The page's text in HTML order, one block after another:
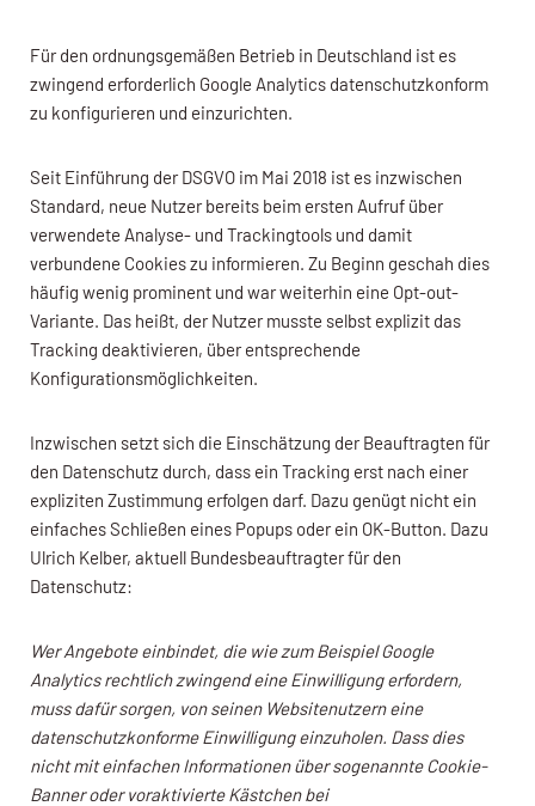
Für den ordnungsgemäßen Betrieb in Deutschland ist es
zwingend erforderlich Google Analytics datenschutzkonform
zu konfigurieren und einzurichten.
Seit Einführung der DSGVO im Mai 2018 ist es inzwischen
Standard, neue Nutzer bereits beim ersten Aufruf über
verwendete Analyse- und Trackingtools und damit
verbundene Cookies zu informieren. Zu Beginn geschah dies
häufig wenig prominent und war weiterhin eine Opt-out-
Variante. Das heißt, der Nutzer musste selbst explizit das
Tracking deaktivieren, über entsprechende
Konfigurationsmöglichkeiten.
Inzwischen setzt sich die Einschätzung der Beauftragten für
den Datenschutz durch, dass ein Tracking erst nach einer
expliziten Zustimmung erfolgen darf. Dazu genügt nicht ein
einfaches Schließen eines Popups oder ein OK-Button. Dazu
Ulrich Kelber, aktuell Bundesbeauftragter für den
Datenschutz:
Wer Angebote einbindet, die wie zum Beispiel Google
Analytics rechtlich zwingend eine Einwilligung erfordern,
muss dafür sorgen, von seinen Websitenutzern eine
datenschutzkonforme Einwilligung einzuholen. Dass dies
nicht mit einfachen Informationen über sogenannte Cookie-
Banner oder voraktivierte Kästchen bei